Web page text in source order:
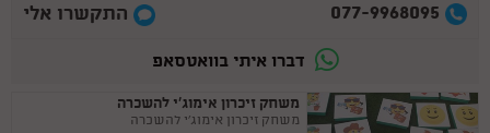
077-9968095 התקשרו אלי
דברו איתי בוואטסאפ
משחק זיכרון אימוג'י להשכרה
משחק זיכרון אימוג'י להשכרה